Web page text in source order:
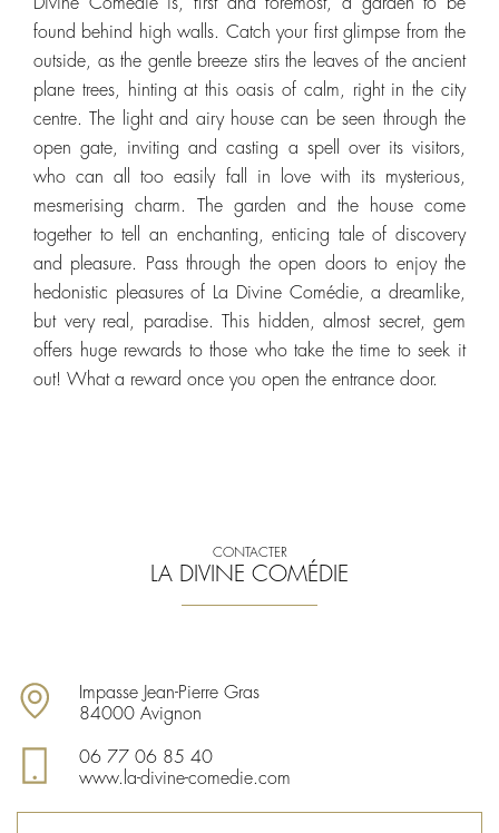
found behind high walls. Catch your first glimpse from the
outside, as the gentle breeze stirs the leaves of the ancient
plane trees, hinting at this oasis of calm, right in the city
centre. The light and airy house can be seen through the
open gate, inviting and casting a spell over its visitors,
who can all too easily fall in love with its mysterious,
mesmerising charm. The garden and the house come
together to tell an enchanting, enticing tale of discovery
and pleasure. Pass through the open doors to enjoy the
hedonistic pleasures of La Divine Comédie, a dreamlike,
but very real, paradise. This hidden, almost secret, gem
offers huge rewards to those who take the time to seek it
out! What a reward once you open the entrance door.
CONTACTER
LA DIVINE COMÉDIE
Impasse Jean-Pierre Gras
84000 Avignon
06 77 06 85 40
www.la-divine-comedie.com